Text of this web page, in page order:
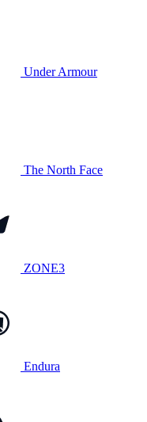
Under Armour
The North Face
ZONE3
Endura